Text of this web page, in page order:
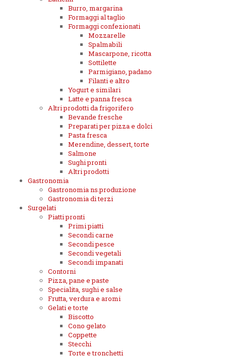
Burro, margarina
Formaggi al taglio
Formaggi confezionati
Mozzarelle
Spalmabili
Mascarpone, ricotta
Sottilette
Parmigiano, padano
Filanti e altro
Yogurt e similari
Latte e panna fresca
Altri prodotti da frigorifero
Bevande fresche
Preparati per pizza e dolci
Pasta fresca
Merendine, dessert, torte
Salmone
Sughi pronti
Altri prodotti
Gastronomia
Gastronomia ns.produzione
Gastronomia di terzi
Surgelati
Piatti pronti
Primi piatti
Secondi carne
Secondi pesce
Secondi vegetali
Secondi impanati
Contorni
Pizza, pane e paste
Specialita, sughi e salse
Frutta, verdura e aromi
Gelati e torte
Biscotto
Cono gelato
Coppette
Stecchi
Torte e tronchetti